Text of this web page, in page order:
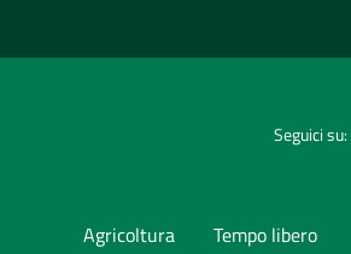
Seguici su:
Agricoltura Tempo libero